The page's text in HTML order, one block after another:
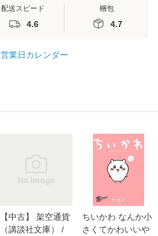
配送スピード
4.6
梱包
4.7
営業日カレンダー
【中古】 架空通貨
（講談社文庫） /
ちいかわ なんか小
さくてかわいいや